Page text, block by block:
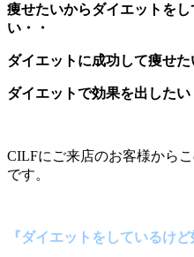
痩せたいからダイエットを
い・・
ダイエットに成功して痩せた
ダイエットで効果を出したい
CILFにご来店のお客様から
です。
『ダイエットをしているけ